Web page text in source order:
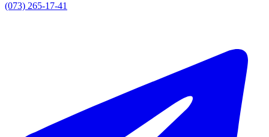
(073) 265-17-41